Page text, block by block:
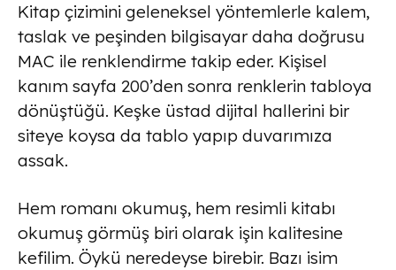
Kitap çizimini geleneksel yöntemlerle kalem,
taslak ve peşinden bilgisayar daha doğrusu
MAC ile renklendirme takip eder. Kişisel
kanım sayfa 200’den sonra renklerin tabloya
dönüştüğü. Keşke üstad dijital hallerini bir
siteye koysa da tablo yapıp duvarımıza
assak.
Hem romanı okumuş, hem resimli kitabı
okumuş görmüş biri olarak işin kalitesine
kefilim. Öykü neredeyse birebir. Bazı isim